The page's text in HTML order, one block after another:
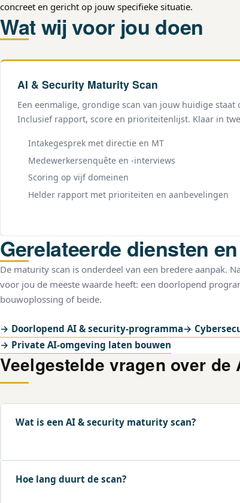
concreet en gericht op jouw specifieke situatie.
Wat wij voor jou doen
AI & Security Maturity Scan
Een eenmalige, grondige scan van jouw huidige staat
Inclusief rapport, score en prioriteitenlijst. Klaar in
Intakegesprek met directie en MT
Medewerkersenquête en -interviews
Scoring op vijf domeinen
Helder rapport met prioriteiten en aanbevelingen
Gerelateerde diensten
De maturity scan is onderdeel van een bredere aanpak.
voor jou de meeste waarde heeft: een doorlopend
bouwoplossing of beide.
→ Doorlopend AI & security-programma→
→ Private AI-omgeving laten bouwen
Veelgestelde vragen over
Wat is een AI & security maturity scan?
Een AI & security maturity scan is een
jouw organisatie is op het gebied van AI-gebruik,
Hoe lang duurt de scan?